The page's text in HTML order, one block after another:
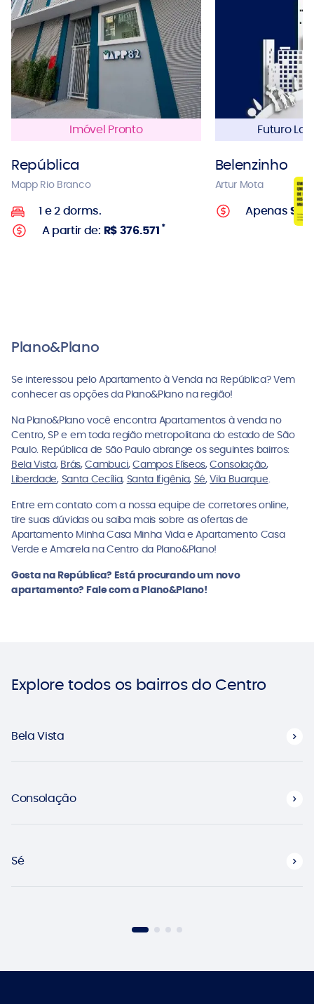
Imóvel Pronto
República
Mapp Rio Branco
1 e 2 dorms.
A partir de: R$ 376.571 *
Futuro
Belenzinho
Artur Mota
Apenas
Plano&Plano
Se interessou pelo Apartamento à Venda na República? Vem
conhecer as opções da Plano&Plano na região!
Na Plano&Plano você encontra Apartamentos à venda no
Centro, SP e em toda região metropolitana do estado de São
Paulo. República de São Paulo abrange os seguintes bairros:
Bela Vista, Brás,Cambuci,Campos Elíseos,Consolação,
Liberdade, Santa Cecília, Santa Ifigênia, Sé,Vila Buarque.
Entre em contato com a nossa equipe de corretores online,
tire suas dúvidas ou saiba mais sobre as ofertas de
Apartamento Minha Casa Minha Vida e Apartamento Casa
Verde e Amarela na Centro da Plano&Plano!
Gosta na República? Está procurando um novo
apartamento? Fale com a Plano&Plano!
Explore todos os bairros do Centro
Bela Vista
Consolação
Sé